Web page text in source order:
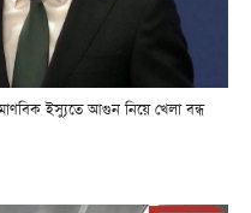
ইস্যুতে আগুন নিয়ে খেলা বন্ধ